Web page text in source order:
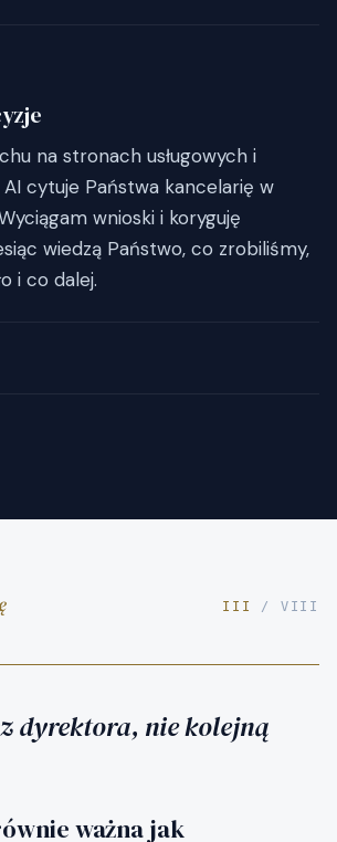
na stronach usługowych i
cytuje Państwa kancelarię w
wnioski i koryguję
wiedzą Państwo, co zrobiliśmy,
i co dalej.
III / VIII
ważna jak
dyrektora, nie kolejną